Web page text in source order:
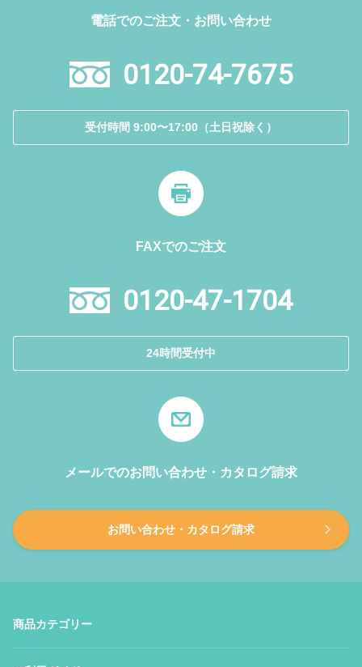
電話でのご注文・お問い合わせ
0120-74-7675
受付時間 9:00〜17:00（土日祝除く）
FAXでのご注文
0120-47-1704
24時間受付中
メールでのお問い合わせ・カタログ請求
お問い合わせ・カタログ請求
商品カテゴリー